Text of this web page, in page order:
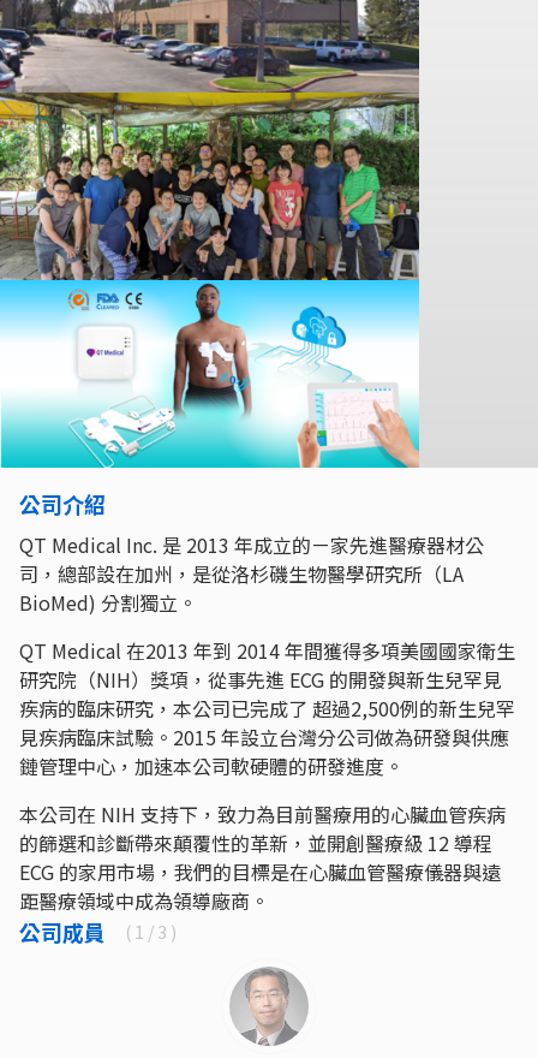
公司介紹
QT Medical Inc. 是 2013 年成立的ㄧ家先進醫療器材公
司，總部設在加州，是從洛杉磯生物醫學研究所（LA
BioMed) 分割獨立。
QT Medical 在2013 年到 2014 年間獲得多項美國國家衛生
研究院（NIH）獎項，從事先進 ECG 的開發與新生兒罕見
疾病的臨床研究，本公司已完成了 超過2,500例的新生兒罕
見疾病臨床試驗。2015 年設立台灣分公司做為研發與供應
鏈管理中心，加速本公司軟硬體的研發進度。
本公司在 NIH 支持下，致力為目前醫療用的心臟血管疾病
的篩選和診斷帶來顛覆性的革新，並開創醫療級 12 導程
ECG 的家用市場，我們的目標是在心臟血管醫療儀器與遠
距醫療領域中成為領導廠商。
公司成員 ( 1 / 3 )